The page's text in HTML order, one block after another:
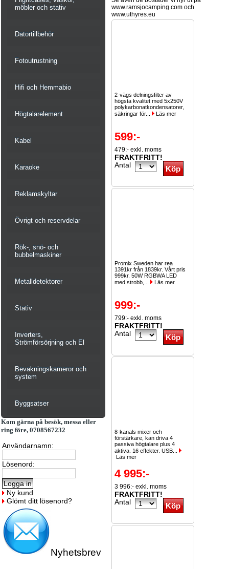
möbler och stativ
Datortillbehör
Fotoutrustning
Hifi och Hemmabio
Högtalarelement
Kabel
Karaoke
Reklamskyltar
Övrigt och reservdelar
Rök-, snö- och
bubbelmaskiner
Metalldetektorer
Stativ
Inverters,
Strömförsörjning och El
Bevakningskameror och
system
Byggsatser
Kom gärna på besök, messa eller
ring före, 0708567232
Användarnamn:
Lösenord:
Ny kund
Glömt ditt lösenord?
Nyhetsbrev
www.ramsjocamping.com och
www.uthyres.eu
2-vägs delningsfilter av
högsta kvalitet med 5x250V
polykarbonatkondensatorer,
säkringar för...
Läs mer
599:-
479:- exkl. moms
FRAKTFRITT!
Antal
Promix Sweden har rea
1391kr från 1839kr. Vårt pris
999kr. 50W RGBWA LED
med strobb,...
Läs mer
999:-
799:- exkl. moms
FRAKTFRITT!
Antal
8-kanals mixer och
förstärkare, kan driva 4
passiva högtalare plus 4
aktiva. 16 effekter. USB...
Läs mer
4 995:-
3 996:- exkl. moms
FRAKTFRITT!
Antal